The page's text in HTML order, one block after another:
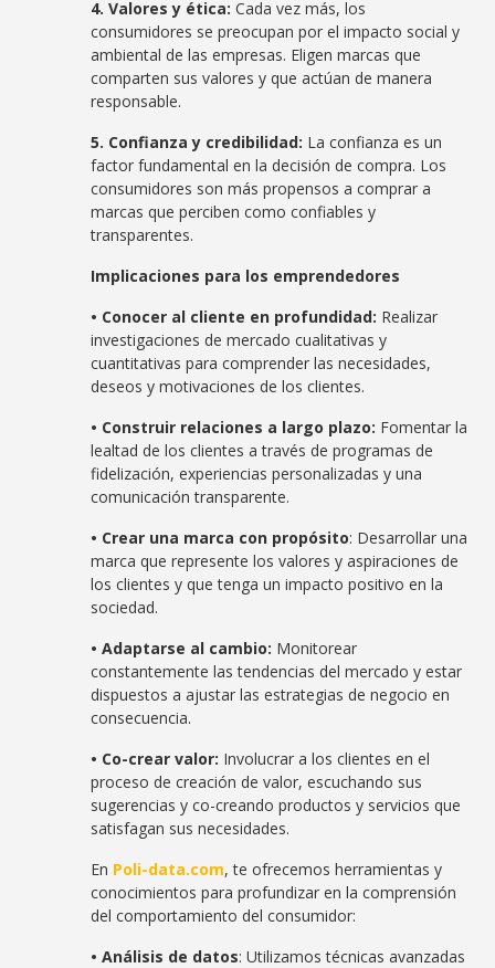
4. Valores y ética: Cada vez más, los
consumidores se preocupan por el impacto social y
ambiental de las empresas. Eligen marcas que
comparten sus valores y que actúan de manera
responsable.
5. Confianza y credibilidad: La confianza es un
factor fundamental en la decisión de compra. Los
consumidores son más propensos a comprar a
marcas que perciben como confiables y
transparentes.
Implicaciones para los emprendedores
• Conocer al cliente en profundidad: Realizar
investigaciones de mercado cualitativas y
cuantitativas para comprender las necesidades,
deseos y motivaciones de los clientes.
• Construir relaciones a largo plazo: Fomentar la
lealtad de los clientes a través de programas de
fidelización, experiencias personalizadas y una
comunicación transparente.
• Crear una marca con propósito: Desarrollar una
marca que represente los valores y aspiraciones de
los clientes y que tenga un impacto positivo en la
sociedad.
• Adaptarse al cambio: Monitorear
constantemente las tendencias del mercado y estar
dispuestos a ajustar las estrategias de negocio en
consecuencia.
• Co-crear valor: Involucrar a los clientes en el
proceso de creación de valor, escuchando sus
sugerencias y co-creando productos y servicios que
satisfagan sus necesidades.
En Poli-data.com, te ofrecemos herramientas y
conocimientos para profundizar en la comprensión
del comportamiento del consumidor:
• Análisis de datos: Utilizamos técnicas avanzadas